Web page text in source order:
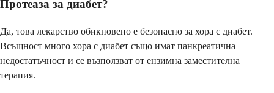
Протеаза за диабет?
Да, това лекарство обикновено е безопасно за хора с диабет.
Всъщност много хора с диабет също имат панкреатична
недостатъчност и се възползват от ензимна заместителна
терапия.